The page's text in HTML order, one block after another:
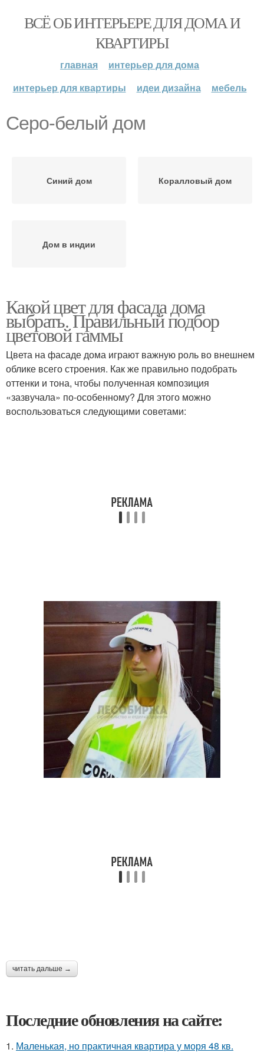
ВСЁ ОБ ИНТЕРЬЕРЕ ДЛЯ ДОМА И
КВАРТИРЫ
главная
интерьер для дома
интерьер для квартиры
идеи дизайна мебель
Серо-белый дом
Синий дом Коралловый дом
Дом в индии
Какой цвет для фасада дома
выбрать. Правильный подбор
цветовой гаммы
Цвета на фасаде дома играют важную роль во внешнем
облике всего строения. Как же правильно подобрать
оттенки и тона, чтобы полученная композиция
«зазвучала» по-особенному? Для этого можно
воспользоваться следующими советами:
читать дальше →
Последние обновления на сайте:
1. Маленькая, но практичная квартира у моря 48 кв.